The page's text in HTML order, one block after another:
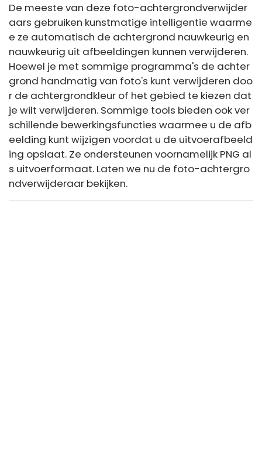
De meeste van deze foto-achtergrondverwijder
aars gebruiken kunstmatige intelligentie waarme
e ze automatisch de achtergrond nauwkeurig en
nauwkeurig uit afbeeldingen kunnen verwijderen.
Hoewel je met sommige programma's de achter
grond handmatig van foto's kunt verwijderen doo
r de achtergrondkleur of het gebied te kiezen dat
je wilt verwijderen. Sommige tools bieden ook ver
schillende bewerkingsfuncties waarmee u de afb
eelding kunt wijzigen voordat u de uitvoerafbeeld
ing opslaat. Ze ondersteunen voornamelijk PNG al
s uitvoerformaat. Laten we nu de foto-achtergro
ndverwijderaar bekijken.